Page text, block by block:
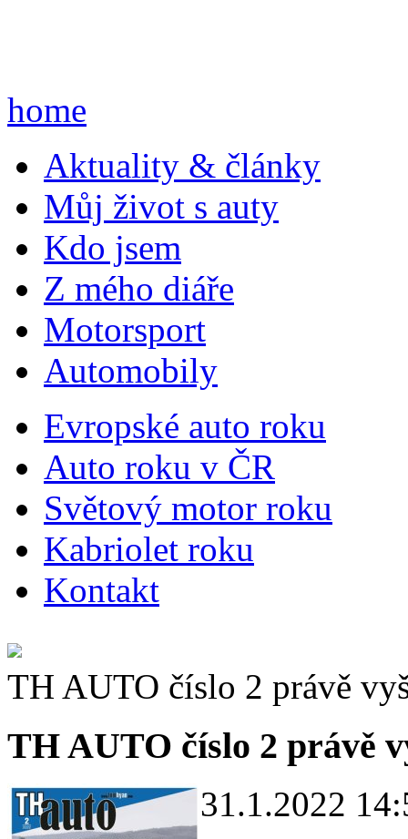
home
Aktuality & články
Můj život s auty
Kdo jsem
Z mého diáře
Motorsport
Automobily
Evropské auto roku
Auto roku v ČR
Světový motor roku
Kabriolet roku
Kontakt
TH AUTO číslo 2 právě
TH AUTO číslo 2 právě
31.1.2022